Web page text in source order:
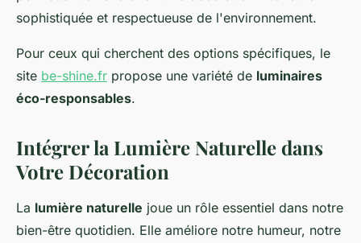
sophistiquée et respectueuse de l'environnement.
Pour ceux qui cherchent des options spécifiques, le
site be-shine.fr propose une variété de luminaires
éco-responsables.
Intégrer la Lumière Naturelle dans
Votre Décoration
La lumière naturelle joue un rôle essentiel dans notre
bien-être quotidien. Elle améliore notre humeur, notre